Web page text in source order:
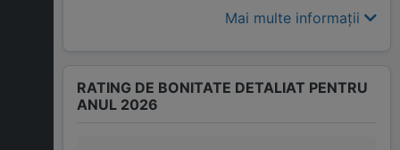
Mai multe informații
RATING DE BONITATE DETALIAT PENTRU
ANUL 2026